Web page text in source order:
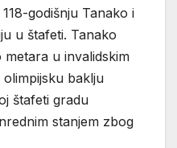
godišnju Tanako i
u štafeti. Tanako
u invalidskim
baklju
štafeti gradu
stanjem zbog